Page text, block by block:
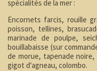
spécialités de la mer :
Encornets farcis, rouille
poisson, tellines,
marinade de poulpe,
bouillabaisse (sur
de morue, tapenade noire,
gigot d'agneau, colombo.